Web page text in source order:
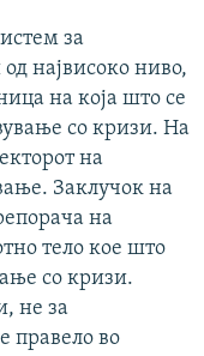
за
највисоко ниво,
на која што се
со кризи. На
на
Заклучок на
на
тело кое што
со кризи.
не за
правело во